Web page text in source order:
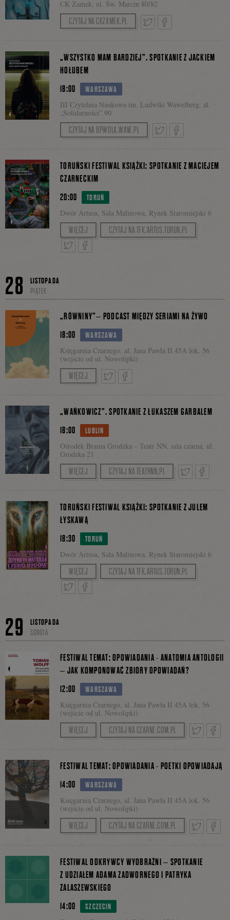
na
CK Zamek, ul. Św. Marcin 80/82
CZYTAJ NA CKZAMEK.PL
na
Facebooku
18:00 WARSZAWA
III Czytelnia Naukowa im. Ludwiki Wawelberg, al.
„Solidarności” 90
„WSZYSTKO MAM BARDZIEJ”. SPOTKANIE Z JACKIEM
HOŁUBEM
CZYTAJ NA BPWOLA.WAW.PL
na
20:00 TORUŃ
Dwór Artusa, Sala Malinowa, Rynek Staromiejski 6
TORUŃSKI FESTIWAL KSIĄŻKI: SPOTKANIE Z MACIEJEM
CZARNECKIM
Spotkanie poprowadzi Tomasz Pasiut.
WIĘCEJ CZYTAJ NA TFK.ARTUS.TORUN.PL
się
na
28
LISTOPADA
PIĄTEK
18:00 WARSZAWA
Księgarnia Czarnego, al. Jana Pawła II 45A lok. 56
(wejście od ul. Nowolipki)
„RÓWNINY”– PODCAST MIĘDZY SERIAMI NA ŻYWO
Spotkanie z Tomaszem S. Gałązką, tłumaczem
Zapraszamy!
WIĘCEJ
się
18:00 LUBLIN
Ośrodek Brama Grodzka – Teatr NN, sala czarna, ul.
Grodzka 21
„WAŃKOWICZ”. SPOTKANIE Z ŁUKASZEM GARBALEM
Rozmowę poprowadzi prof. Mirosław Filipowicz.
WIĘCEJ CZYTAJ NA TEATRNN.PL
na
18:30 TORUŃ
Dwór Artusa, Sala Malinowa, Rynek Staromiejski 6
TORUŃSKI FESTIWAL KSIĄŻKI: SPOTKANIE Z JULEM
ŁYSKAWĄ
Spotkanie poprowadzi Michał Nogaś.
WIĘCEJ CZYTAJ NA TFK.ARTUS.TORUN.PL
się
na
Facebooku
29
LISTOPADA
SOBOTA
12:00 WARSZAWA
Księgarnia Czarnego, al. Jana Pawła II 45A lok. 56
(wejście od ul. Nowolipki)
FESTIWAL TEMAT: OPOWIADANIA - ANATOMIA ANTOLOGII
– JAK KOMPONOWAĆ ZBIORY OPOWIADAŃ?
Anatomia antologii – jak komponować zbiory
Z Krzysztofem Umińskim (tłumaczem i autorem
Wolffa, Czarne) oraz Katarzyna Sonnenberg-
Musiał (tłumaczką i redaktorką zbioru „Opowieści
niesamowite z języka japońskiego”, PIW)
porozmawia Maciej Miłkowski.
Warszawa.
Partnerzy: Tygodnik Powszechny, magazyn
MINT.
WIĘCEJ CZYTAJ NA CZARNE.COM.PL
się
14:00 WARSZAWA
Księgarnia Czarnego, al. Jana Pawła II 45A lok. 56
(wejście od ul. Nowolipki)
FESTIWAL TEMAT: OPOWIADANIA - POETKI OPOWIADAJĄ
Poetki opowiadają
Czarne) oraz Emilią Konwerską (autorką zbioru
„ Rzeczy robione specjalnie”,ArtRage)
porozmawia Monika Ochędowska.
WIĘCEJ CZYTAJ NA CZARNE.COM.PL
14:00 SZCZECIN
FESTIWAL ODKRYWCY WYOBRAŹNI – SPOTKANIE
Z UDZIAŁEM ADAMA ZADWORNEGO I PATRYKA
ZALASZEWSKIEGO